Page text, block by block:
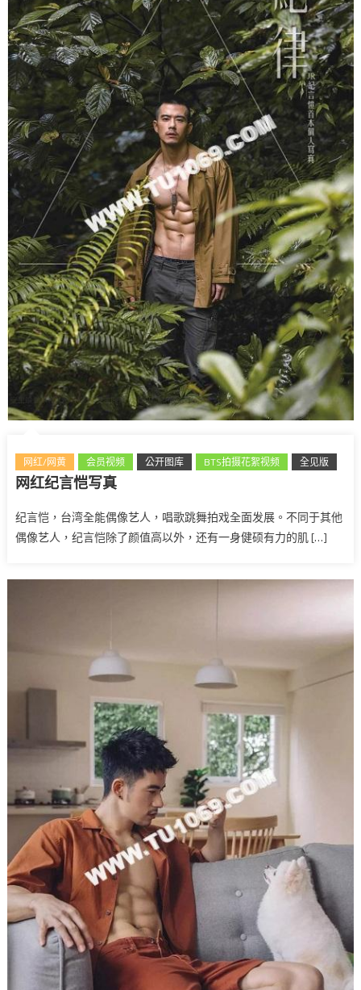
网红/网黄 会员视频 公开图库 BTS拍摄花絮视频
全见版
台湾
网红纪言恺写真
纪言恺，台湾全能偶像艺人，唱歌跳舞拍戏全面发展。不同于其他
偶像艺人，纪言恺除了颜值高以外，还有一身健硕有力的肌 […]